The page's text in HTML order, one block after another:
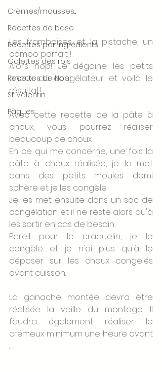
Crèmes/mousses...
Recettes de base
Recettes par ingrédients
Galettes des rois
Recettes de Noël
St Valentin
Pâques
Les framboises et la pistache, un
combo parfait !
Alors hop! Je dégaine les petits
choux du congélateur et voilà le
résultat!
Avec cette recette de la pâte à
choux, vous pourrez réaliser
beaucoup de choux.
En ce qui me concerne, une fois la
pâte à choux réalisée, je la met
dans des petits moules demi
sphère et je les congèle.
Je les met ensuite dans un sac de
congélation et il ne reste alors qu'à
les sortir en cas de besoin.
Pareil pour le craquelin, je le
congèle et je n'ai plus qu'à le
déposer sur les choux congelés
avant cuisson.
La ganache montée devra être
réalisée la veille du montage. Il
faudra également réaliser le
crémeux minimum une heure avant
.